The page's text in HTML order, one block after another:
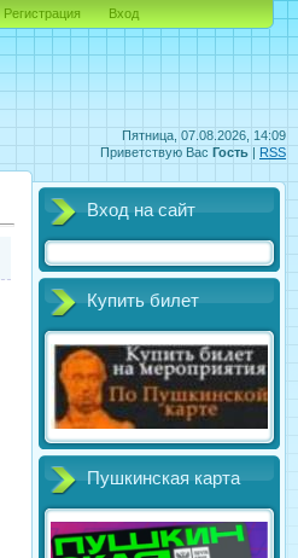
Пятница, 07.08.2026, 14:09
Приветствую Вас Гость | RSS
Регистрация Вход
Вход на сайт
Купить билет
Пушкинская карта